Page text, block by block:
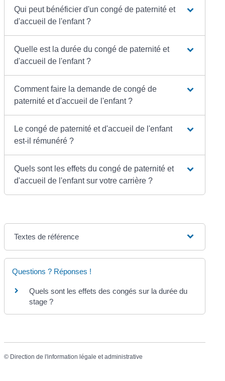
Qui peut bénéficier d'un congé de paternité et
d'accueil de l'enfant ?
Quelle est la durée du congé de paternité et
d'accueil de l'enfant ?
Comment faire la demande de congé de
paternité et d'accueil de l'enfant ?
Le congé de paternité et d'accueil de l'enfant
est-il rémunéré ?
Quels sont les effets du congé de paternité et
d'accueil de l'enfant sur votre carrière ?
Textes de référence
Questions ? Réponses !
Quels sont les effets des congés sur la durée du
stage ?
© Direction de l'information légale et administrative